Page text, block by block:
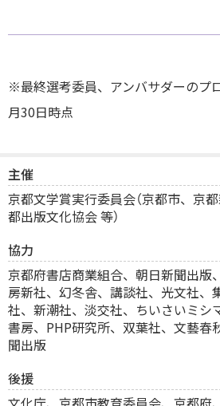
※最終選考委員、アンバサダーのプ
月30日時点
主催
京都文学賞実行委員会（京都市、京
都出版文化協会 等）
協力
京都府書店商業組合、 朝日新聞出版
房新社、幻冬舎、講談社、光文社、
社、新潮社、淡交社、ちいさいミシ
書房、PHP研究所、双葉社、文藝春
聞出版
後援